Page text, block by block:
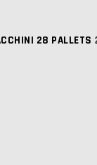
28 PALLETS